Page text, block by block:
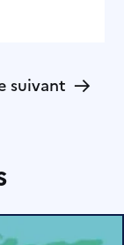
suivant →